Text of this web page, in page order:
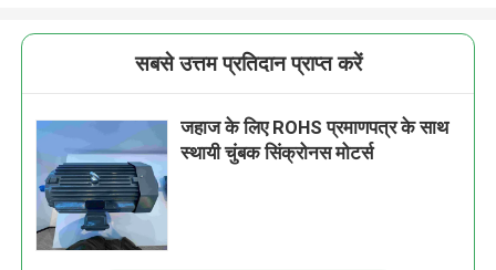
सबसे उत्तम प्रतिदान प्राप्त करें
जहाज के लिए ROHS प्रमाणपत्र के साथ
स्थायी चुंबक सिंक्रोनस मोटर्स